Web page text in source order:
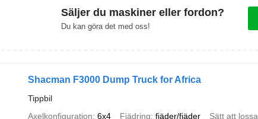
Säljer du maskiner eller fordon?
Du kan göra det med oss!
Shacman F3000 Dump Truck for Africa
Tippbil
Axelkonfiguration 6x4 Fjädring fjäder/fjäder Sätt att lossa